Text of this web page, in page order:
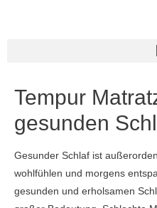
Tempur
gesunden
Gesunder Schlaf ist
wohlfühlen und morgens
gesunden und erholsamen